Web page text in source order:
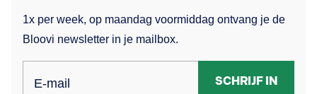
1x per week, op maandag voormiddag ontvang je de
Bloovi newsletter in je mailbox.
E-mail SCHRIJF IN